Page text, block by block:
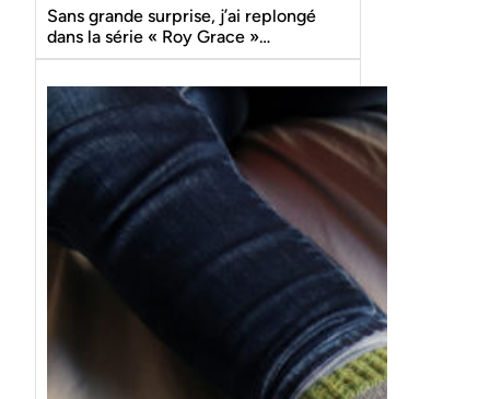
Sans grande surprise, j’ai replongé
dans la série « Roy Grace »…